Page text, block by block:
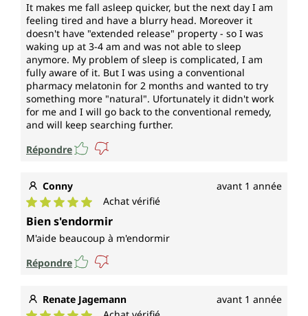
It makes me fall asleep quicker, but the next day I am
feeling tired and have a blurry head. Moreover it
doesn't have "extended release" property - so I was
waking up at 3-4 am and was not able to sleep
anymore. My problem of sleep is complicated, I am
fully aware of it. But I was using a conventional
pharmacy melatonin for 2 months and wanted to try
something more "natural". Ufortunately it didn't work
for me and I will go back to the conventional remedy,
and will keep searching further.
Répondre
Conny avant 1 année
Note moyenne de 5 sur 5 étoiles
Achat vérifié
Bien s'endormir
M'aide beaucoup à m'endormir
Répondre
Renate Jagemann avant 1 année